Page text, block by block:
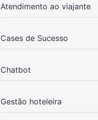
Atendimento ao viajante
Cases de Sucesso
Chatbot
Gestão hoteleira